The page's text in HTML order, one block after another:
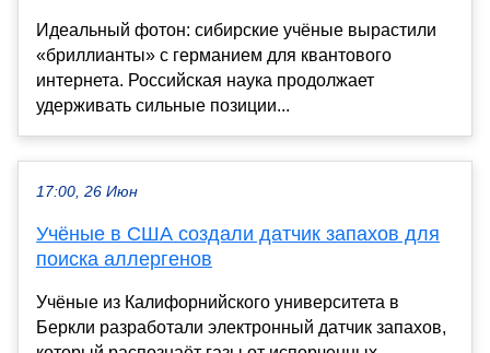
Идеальный фотон: сибирские учёные вырастили
«бриллианты» с германием для квантового
интернета. Российская наука продолжает
удерживать сильные позиции...
17:00, 26 Июн
Учёные в США создали датчик запахов для
поиска аллергенов
Учёные из Калифорнийского университета в
Беркли разработали электронный датчик запахов,